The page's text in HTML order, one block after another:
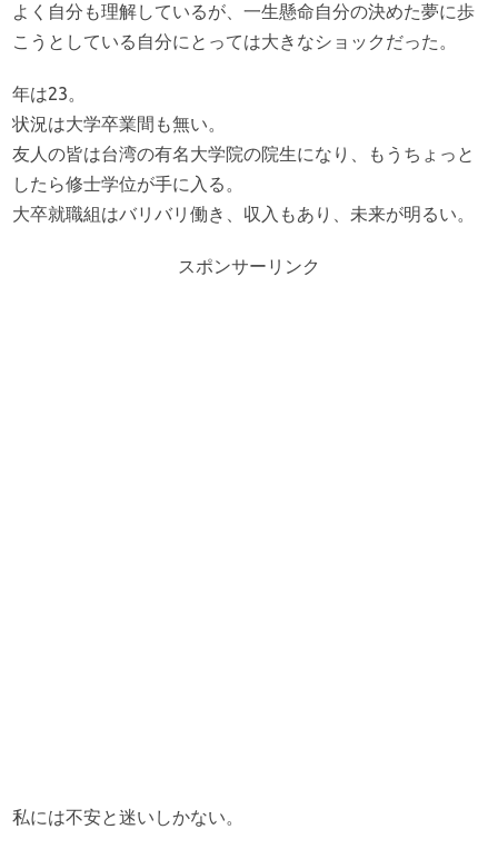
よく自分も理解しているが、一生懸命自分の決めた夢に歩
こうとしている自分にとっては大きなショックだった。
年は23。
状況は大学卒業間も無い。
友人の皆は台湾の有名大学院の院生になり、もうちょっと
したら修士学位が手に入る。
大卒就職組はバリバリ働き、収入もあり、未来が明るい。
スポンサーリンク
私には不安と迷いしかない。